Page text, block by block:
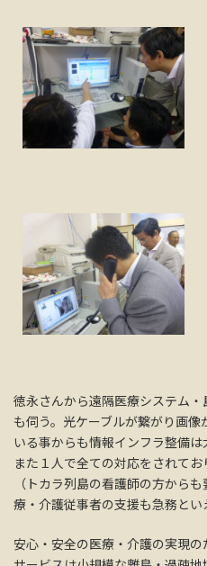
徳永さんから遠隔医療システム
も伺う。光ケーブルが繋がり画
いる事からも情報インフラ整備は
また１人で全ての対応をされて
（トカラ列島の看護師の方から
療・介護従事者の支援も急務とい
安心・安全の医療・介護の実現